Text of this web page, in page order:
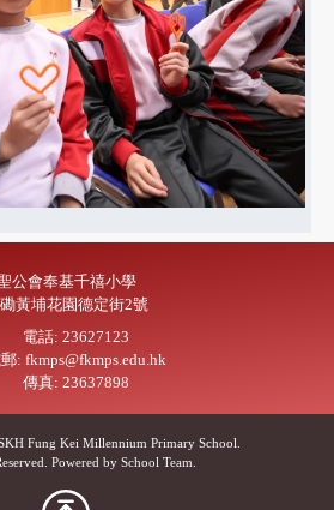
公會奉基千禧小學
黃埔花園德定街2號
電話: 23627123
: fkmps@fkmps.edu.hk
傳真: 23637898
Fung Kei Millennium Primary School.
Powered by School Team